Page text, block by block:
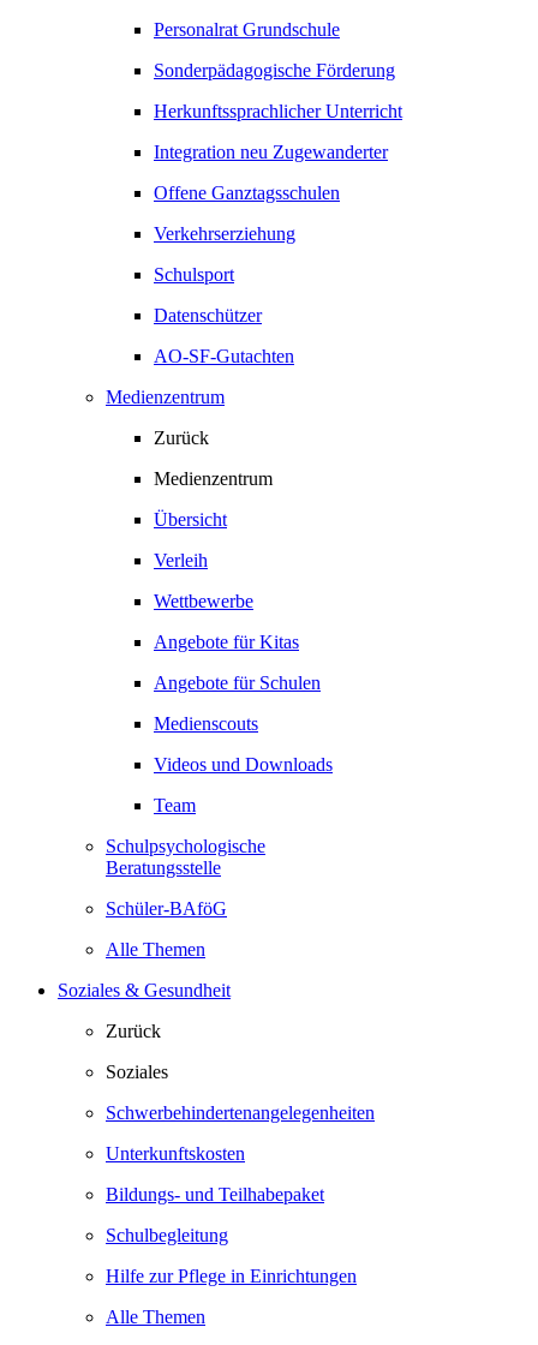
Personalrat Grundschule
Sonderpädagogische Förderung
Herkunftssprachlicher Unterricht
Integration neu Zugewanderter
Offene Ganztagsschulen
Verkehrserziehung
Schulsport
Datenschützer
AO-SF-Gutachten
Medienzentrum
Zurück
Medienzentrum
Übersicht
Verleih
Wettbewerbe
Angebote für Kitas
Angebote für Schulen
Medienscouts
Videos und Downloads
Team
Schulpsychologische
Beratungsstelle
Schüler-BAföG
Alle Themen
Soziales & Gesundheit
Zurück
Soziales
Schwerbehindertenangelegenheiten
Unterkunftskosten
Bildungs- und Teilhabepaket
Schulbegleitung
Hilfe zur Pflege in Einrichtungen
Alle Themen